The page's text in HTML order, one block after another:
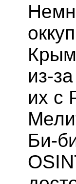
из-
их с
Би-